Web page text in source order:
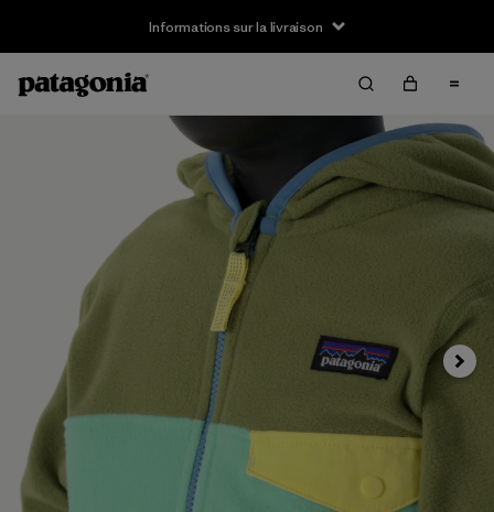
Informations sur la livraison